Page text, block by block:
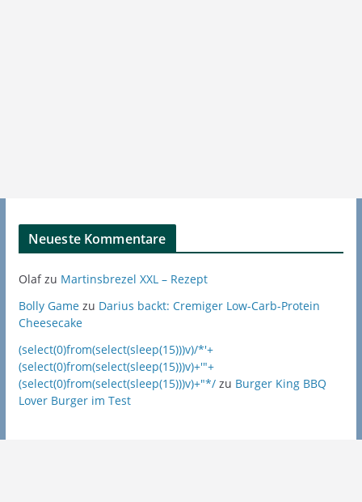
Neueste Kommentare
Olafzu Martinsbrezel XXL – Rezept
Bolly Gamezu Darius backt: Cremiger Low-Carb-Protein
Cheesecake
(select(0)from(select(sleep(15)))v)/*'+
(select(0)from(select(sleep(15)))v)+'"+
(select(0)from(select(sleep(15)))v)+"*/zu Burger King BBQ
Lover Burger im Test